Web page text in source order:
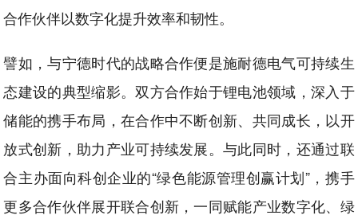
合作伙伴以数字化提升效率和韧性。
譬如，与宁德时代的战略合作便是施耐德电气可持续生
态建设的典型缩影。双方合作始于锂电池领域，深入于
储能的携手布局，在合作中不断创新、共同成长，以开
放式创新，助力产业可持续发展。与此同时，还通过联
合主办面向科创企业的“绿色能源管理创赢计划”，携手
更多合作伙伴展开联合创新，一同赋能产业数字化、绿